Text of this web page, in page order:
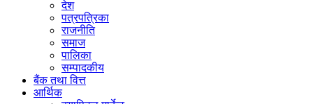
देश
पत्रपत्रिका
राजनीति
समाज
पालिका
सम्पादकीय
बैंक तथा वित्त
आर्थिक